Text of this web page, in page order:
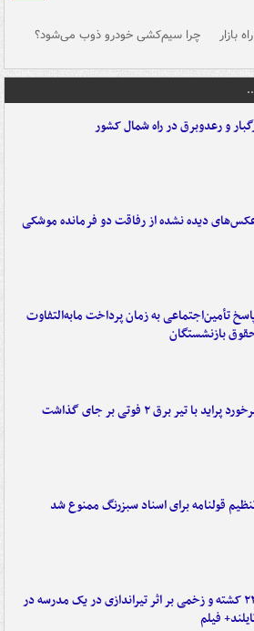
بازار چرا سیم‌کشی خودرو ذوب می‌شود؟
و رعدوبرق در راه شمال کشور
دیده نشده از رفاقت دو فرمانده‌ موشکی
تأمین‌اجتماعی به زمان پرداخت مابه‌التفاوت
بازنشستگان
پراید با تیر برق ۲ فوتی بر جای گذاشت
قولنامه برای اسناد سبزرنگ ممنوع شد
۲۲ کشته و زخمی بر اثر تیراندازی در یک مدرسه در
فیلم